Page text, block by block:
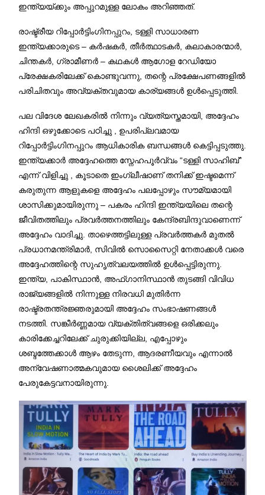
ഇന്ത്യയ്ക്കും അപ്പുറമുള്ള ലോകം അറിഞ്ഞത്.
രാഷ്ട്രീയ റിപ്പോർട്ടിംഗിനപ്പുറം, ടള്ളി സാധാരണ
ഇന്ത്യക്കാരുടെ – കർഷകർ, തീർത്ഥാടകർ, കലാകാരന്മാർ,
ചിന്തകർ, ഗ്രാമീണർ – കഥകൾ ആഗോള റേഡിയോ
പ്രേക്ഷകരിലേക്ക് കൊണ്ടുവന്നു, തന്റെ പ്രക്ഷേപണങ്ങളിൽ
പരിചിതവും അവ്യക്തവുമായ കാര്യങ്ങൾ ഉൾപ്പെടുത്തി.
പല വിദേശ ലേഖകരിൽ നിന്നും വ്യത്യസ്തമായി, അദ്ദേഹം
ഹിന്ദി ഒഴുക്കോടെ പഠിച്ചു , ഉപരിപ്ലവമായ
റിപ്പോർട്ടിംഗിനപ്പുറം ആധികാരിക ബന്ധങ്ങൾ കെട്ടിപ്പടുത്തു.
ഇന്ത്യക്കാർ അദ്ദേഹത്തെ സ്നേഹപൂർവ്വം “ടള്ളി സാഹിബ്”
എന്ന് വിളിച്ചു , കൂടാതെ ഇംഗ്ലീഷാണ് തനിക്ക് ഇഷ്ടമെന്ന്
കരുതുന്ന ആളുകളെ അദ്ദേഹം പലപ്പോഴും സൗമ്യമായി
ശാസിക്കുമായിരുന്നു – പകരം ഹിന്ദി ഇന്ത്യയിലെ തന്റെ
ജീവിതത്തിലും പ്രവർത്തനത്തിലും കേന്ദ്രബിന്ദുവാണെന്ന്
അദ്ദേഹം വാദിച്ചു. താഴെത്തട്ടിലുള്ള പ്രവർത്തകർ മുതൽ
പ്രധാനമന്ത്രിമാർ, സിവിൽ സൊസൈറ്റി നേതാക്കൾ വരെ
അദ്ദേഹത്തിന്റെ സുഹൃത്‌വലയത്തിൽ ഉൾപ്പെട്ടിരുന്നു.
ഇന്ത്യ, പാകിസ്ഥാൻ, അഫ്ഗാനിസ്ഥാൻ തുടങ്ങി വിവിധ
രാജ്യങ്ങളിൽ നിന്നുള്ള നിരവധി മുതിർന്ന
രാഷ്ട്രതന്ത്രജ്ഞരുമായി അദ്ദേഹം സംഭാഷണങ്ങൾ
നടത്തി. സങ്കീർണ്ണമായ വ്യക്തിത്വങ്ങളെ ഒരിക്കലും
കാരിക്കേച്ചറിലേക്ക് ചുരുക്കിയില്ല, എപ്പോഴും
ശബ്ദത്തേക്കാൾ ആഴം തേടുന്ന, ആദരണീയവും എന്നാൽ
അന്വേഷണാത്മകവുമായ ശൈലിക്ക് അദ്ദേഹം
പേരുകേട്ടവനായിരുന്നു.